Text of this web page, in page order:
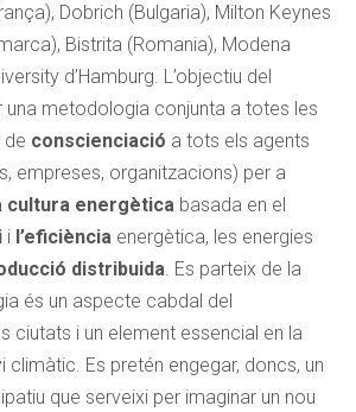
Dobrich (Bulgaria), Milton Keynes
Bistrita (Romania), Modena
d’Hamburg. L’objectiu del
una metodologia conjunta a totes les
de conscienciació a tots els agents
empreses, organitzacions) per a
cultura energètica basada en el
i l’eficiència energètica, les energies
distribuida. Es parteix de la
és un aspecte cabdal del
ciutats i un element essencial en la
climàtic. Es pretén engegar, doncs, un
que serveixi per imaginar un nou